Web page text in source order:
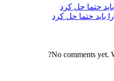
حتما حل کرد
No comments yet.